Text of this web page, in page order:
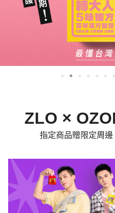
ZLO ×
指定商品贈限定周